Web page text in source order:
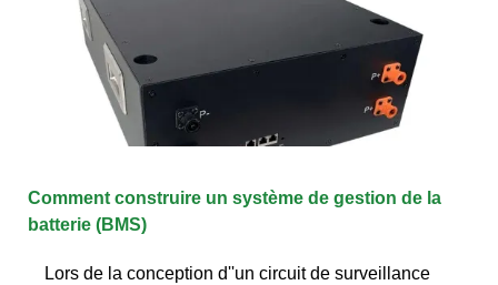
Comment construire un système de gestion de la
batterie (BMS)
Lors de la conception d''un circuit de surveillance